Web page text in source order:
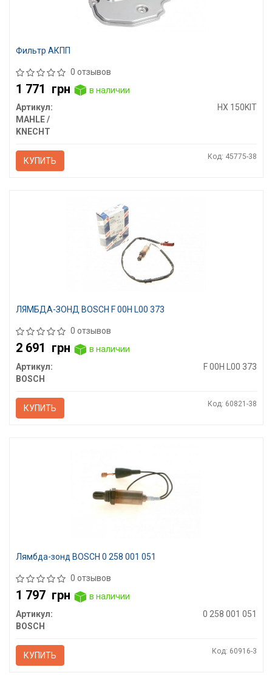
Фильтр АКПП
0 отзывов
1 771 грн
в наличии
Артикул:
HX 150KIT
MAHLE /
KNECHT
КУПИТЬ Код: 45775-38
ЛЯМБДА-ЗОНД BOSCH F 00H L00 373
0 отзывов
2 691 грн
в наличии
Артикул:
F 00H L00 373
BOSCH
КУПИТЬ Код: 60821-38
Лямбда-зонд BOSCH 0 258 001 051
0 отзывов
1 797 грн
в наличии
Артикул:
0 258 001 051
BOSCH
КУПИТЬ Код: 60916-3